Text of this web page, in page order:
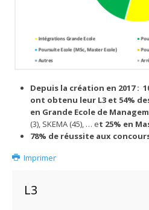
Depuis la création en 2017 :
ont obtenu leur L3 et 54%
en Grande Ecole de
(3), SKEMA (45), … et 25% en
78% de réussite aux
Imprimer
L3